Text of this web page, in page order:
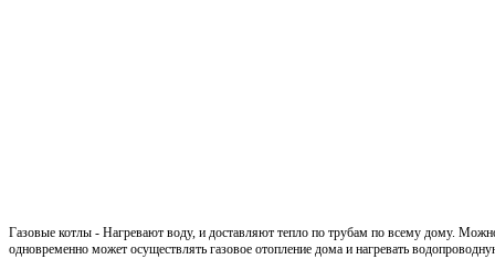
Газовые котлы - Нагревают воду, и доставляют тепло по трубам по всему дому.
одновременно может осуществлять газовое отопление дома и нагревать